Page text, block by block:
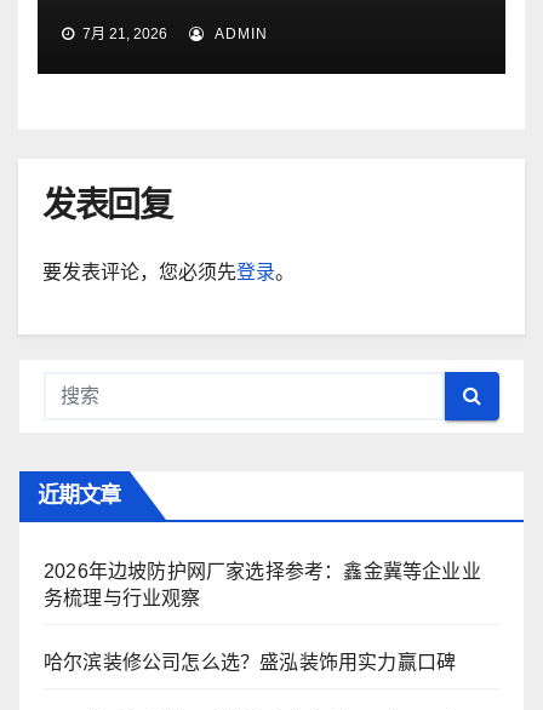
7月 21, 2026 ADMIN
发表回复
要发表评论，您必须先登录。
近期文章
2026年边坡防护网厂家选择参考：鑫金冀等企业业
务梳理与行业观察
哈尔滨装修公司怎么选？盛泓装饰用实力赢口碑